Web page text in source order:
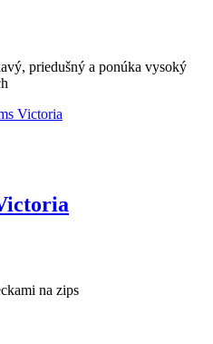
priedušný a ponúka vysoký
na zips